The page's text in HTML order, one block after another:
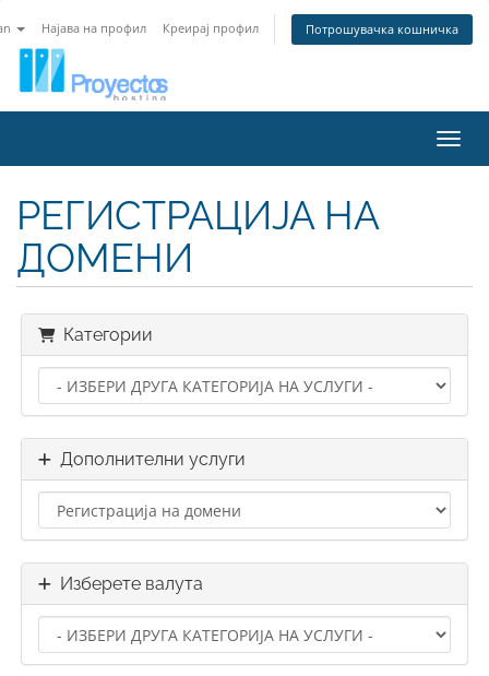
Најава на профил Креирај профил Потрошувачка кошничка
РЕГИСТРАЦИЈА НА
ДОМЕНИ
Категории
Дополнителни услуги
Изберете валута